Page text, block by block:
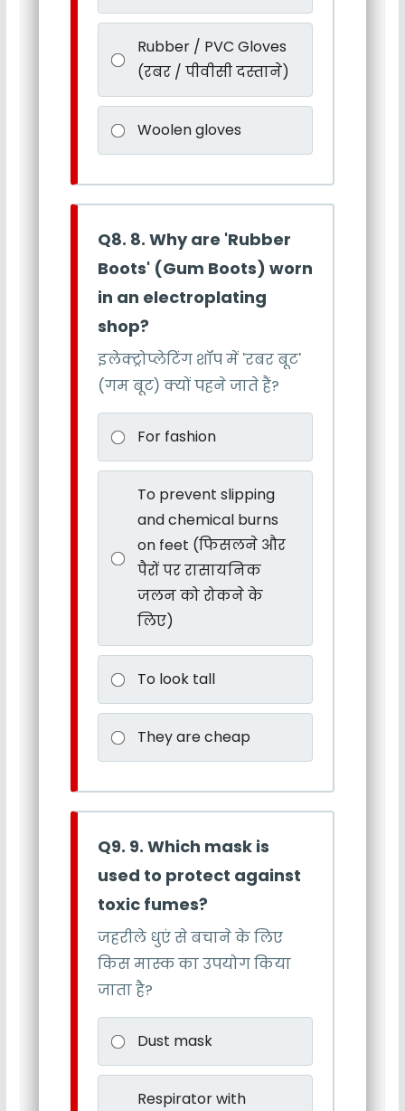
Rubber / PVC Gloves
(रबर / पीवीसी दस्ताने)
Woolen gloves
Q8. 8. Why are 'Rubber
Boots' (Gum Boots) worn
in an electroplating
shop?
इलेक्ट्रोप्लेटिंग शॉप में 'रबर बूट'
(गम बूट) क्यों पहने जाते हैं?
For fashion
To prevent slipping
and chemical burns
on feet (फिसलने और
पैरों पर रासायनिक
जलन को रोकने के
लिए)
To look tall
They are cheap
Q9. 9. Which mask is
used to protect against
toxic fumes?
जहरीले धुएं से बचाने के लिए
किस मास्क का उपयोग किया
जाता है?
Dust mask
Respirator with